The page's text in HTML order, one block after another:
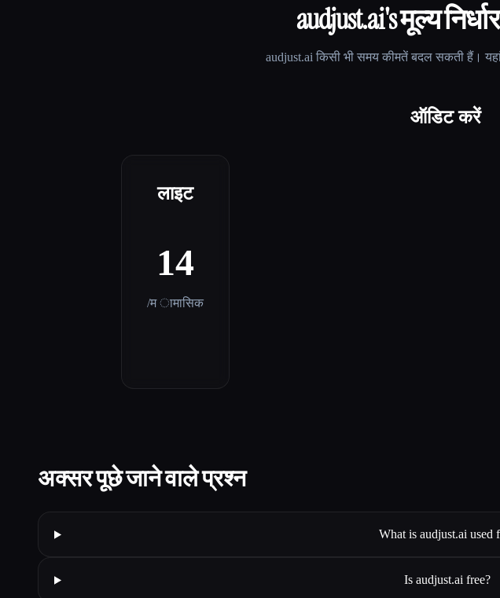
audjust.ai's मूल्य
audjust.aiकिसी भी समय कीमतें बदल सकती हैं। यहां
ऑडिट करें
लाइट
14
/म ामासिक
अक्सर पूछे जाने वाले प्रश्न
What is audjust.ai used
Is audjust.ai free?